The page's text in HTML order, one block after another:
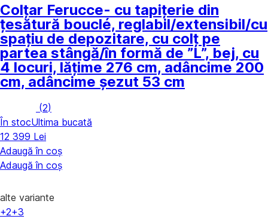
Colțar Ferucce- cu tapițerie din
țesătură bouclé, reglabil/extensibil/cu
spațiu de depozitare, cu colț pe
partea stângă/în formă de ”L”, bej, cu
4 locuri, lățime 276 cm, adâncime 200
cm, adâncime șezut 53 cm
(2)
În stocUltima bucată
12 399 Lei
Adaugă în coș
Adaugă în coș
alte variante
+2+3